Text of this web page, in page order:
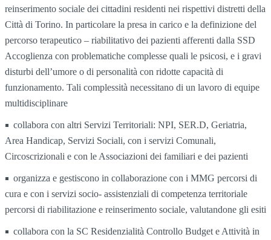
reinserimento sociale dei cittadini residenti nei rispettivi distretti della
Città di Torino. In particolare la presa in carico e la definizione del
percorso terapeutico – riabilitativo dei pazienti afferenti dalla SSD
Accoglienza con problematiche complesse quali le psicosi, e i gravi
disturbi dell’umore o di personalità con ridotte capacità di
funzionamento. Tali complessità necessitano di un lavoro di equipe
multidisciplinare
collabora con altri Servizi Territoriali: NPI, SER.D, Geriatria,
Area Handicap, Servizi Sociali, con i servizi Comunali,
Circoscrizionali e con le Associazioni dei familiari e dei pazienti
organizza e gestiscono in collaborazione con i MMG percorsi di
cura e con i servizi socio- assistenziali di competenza territoriale
percorsi di riabilitazione e reinserimento sociale, valutandone gli esiti
collabora con la SC Residenzialità Controllo Budget e Attività in